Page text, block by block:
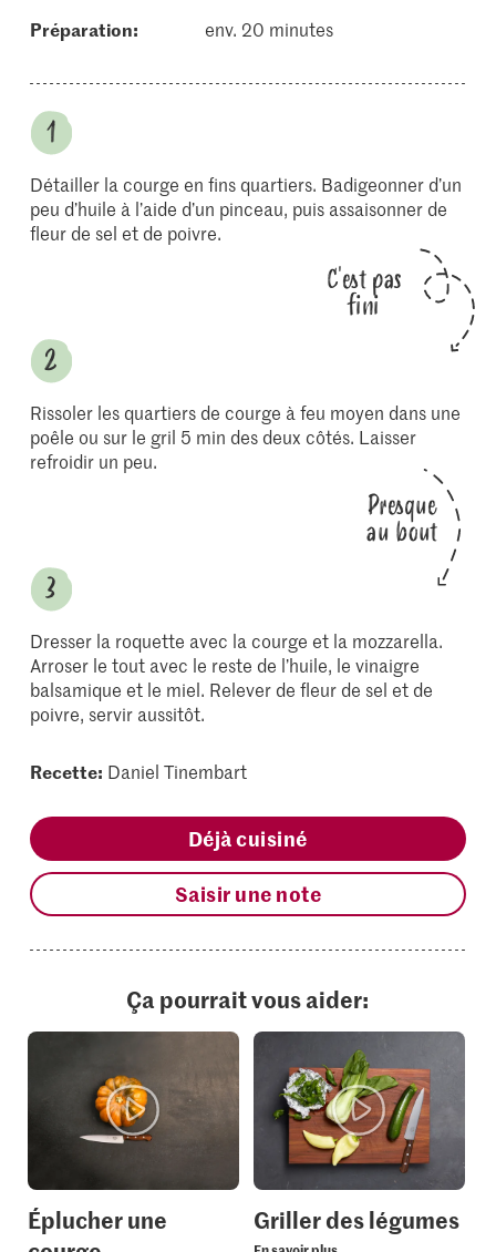
Préparation: env. 20 minutes
Détailler la courge en fins quartiers. Badigeonner d’un
peu d’huile à l’aide d’un pinceau, puis assaisonner de
fleur de sel et de poivre.
C'est pas
fini
Rissoler les quartiers de courge à feu moyen dans une
poêle ou sur le gril 5 min des deux côtés. Laisser
refroidir un peu.
Presque
au bout
Dresser la roquette avec la courge et la mozzarella.
Arroser le tout avec le reste de l’huile, le vinaigre
balsamique et le miel. Relever de fleur de sel et de
poivre, servir aussitôt.
Recette: Daniel Tinembart
Déjà cuisiné
Saisir une note
Ça pourrait vous aider:
Éplucher une
Griller des légumes